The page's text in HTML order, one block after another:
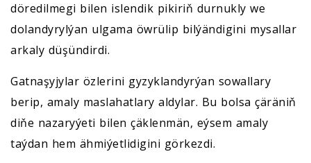
döredilmegi bilen islendik pikiriň durnukly we
dolandyrylýan ulgama öwrülip bilýändigini mysallar
arkaly düşündirdi.
Gatnaşyjylar özlerini gyzyklandyrýan sowallary
berip, amaly maslahatlary aldylar. Bu bolsa çäräniň
diňe nazaryýeti bilen çäklenmän, eýsem amaly
taýdan hem ähmiýetlidigini görkezdi.